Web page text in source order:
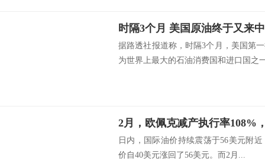
据路透社报道称，时隔3个月，美国第
为世界上最大的石油消费国和进口国之
日内，国际油价持续震荡于56美元附
价自40美元涨回了56美元。而2月...